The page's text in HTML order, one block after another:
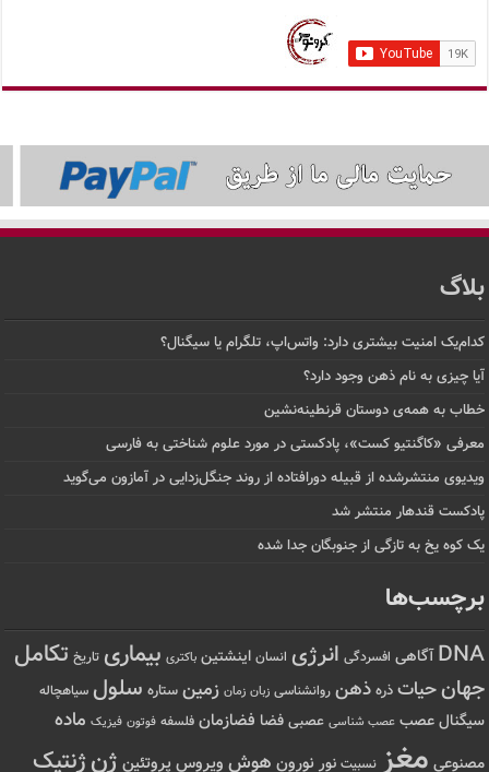
بلاگ
کدام‌یک امنیت بیشتری دارد: واتس‌اپ، تلگرام یا سیگنال؟
آیا چیزی به نام ذهن وجود دارد؟
خطاب به همه‌ی دوستان قرنطینه‌نشین
معرفی «کاگنتیو کست»، پادکستی در مورد علوم شناختی به فارسی
ویدیوی منتشرشده از قبیله دورافتاده‌ از روند جنگل‌زدایی در آمازون می‌گوید
پادکست قندهار منتشر شد
یک کوه یخ به تازگی از جنوبگان جدا شده
برچسب‌ها
DNA آگاهی افسردگی انرژی انسان اینشتین باکتری بیماری تاریخ تکامل
جهانحیات ذره ذهن روانشناسی زبان زمان زمین ستاره سلول سیاهچاله
سیگنال عصب عصب شناسی عصبی فضا فضازمان فلسفه فوتون فیزیک ماده
مصنوعی مغز نسبیت نور نورون هوش ویروس پروتئین ژنژنتیک